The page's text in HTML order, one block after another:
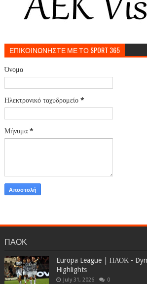
ΕΠΙΚΟΙΝΩΝΗΣΤΕ ΜΕ ΤΟ SPORT 365
Όνομα
Ηλεκτρονικό ταχυδρομείο *
Μήνυμα *
ΠΑΟΚ
Europa League | ΠΑΟΚ -
Highlights
July 31, 2026 0